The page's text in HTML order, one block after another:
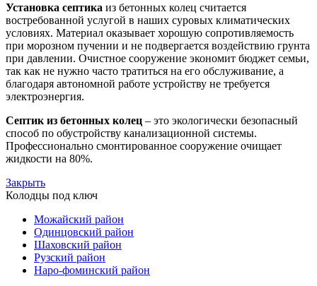
Установка септика из бетонных колец считается
востребованной услугой в наших суровых климатических
условиях. Материал оказывает хорошую сопротивляемость
при морозном пучении и не подвергается воздействию грунта
при давлении. Очистное сооружение экономит бюджет семьи,
так как не нужно часто тратиться на его обслуживание, а
благодаря автономной работе устройству не требуется
электроэнергия.
Септик из бетонных колец – это экологически безопасный
способ по обустройству канализационной системы.
Профессионально смонтированное сооружение очищает
жидкости на 80%.
Закрыть
Колодцы под ключ
Можайский район
Одинцовский район
Шаховский район
Рузский район
Наро-фоминский район